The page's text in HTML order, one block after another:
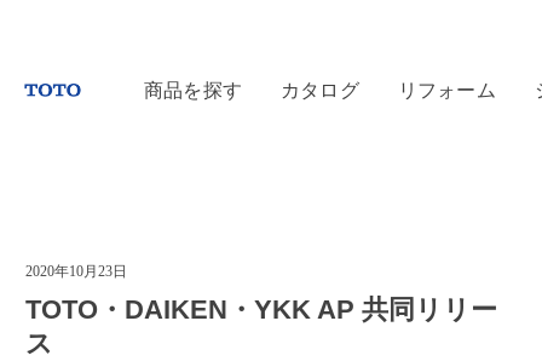
商品を探す カタログ リフォーム
2020年10月23日
TOTO・DAIKEN・YKK AP 共同リリー
ス